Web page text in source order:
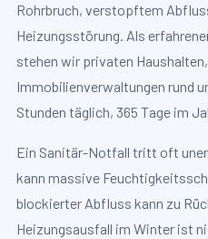
Rohrbruch, verstopftem
Heizungsstörung. Als
stehen wir privaten
Immobilienverwaltungen rund
Stunden täglich, 365 Tage im
Ein Sanitär-Notfall tritt oft
kann massive
blockierter Abfluss kann zu
Heizungsausfall im Winter ist